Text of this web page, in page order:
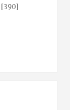
[390]